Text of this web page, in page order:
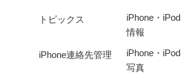
トピックス
iPhone・
情報
iPhone連絡先管理
iPhone・
写真